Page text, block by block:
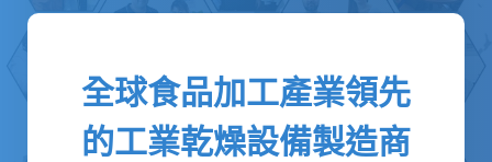
全球食品加工產業領先
的工業乾燥設備製造商